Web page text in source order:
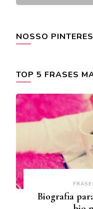
NOSSO
TOP 5 FRASES
Biografia